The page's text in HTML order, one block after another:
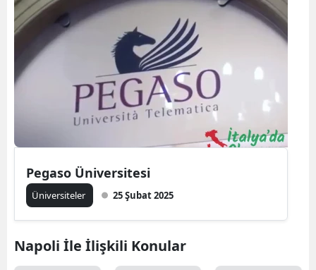
Pegaso Üniversitesi
Üniversiteler 25 Şubat 2025
Napoli İle İlişkili Konular